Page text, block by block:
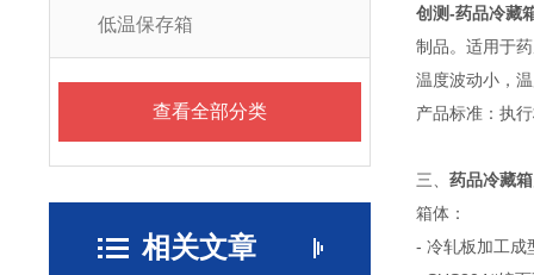
低温保存箱
查看全部分类
相关文章
创测-药品冷藏
制品。适用于
温度波动小，
产品标准：执
三、药品冷藏箱
箱体：
- 冷轧板加工成